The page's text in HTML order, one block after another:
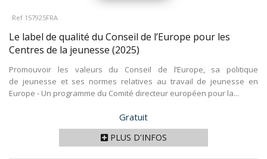
Ref 157925FRA
Le label de qualité du Conseil de l’Europe pour les
Centres de la jeunesse (2025)
Promouvoir les valeurs du Conseil de l’Europe, sa politique
de jeunesse et ses normes relatives au travail de jeunesse en
Europe - Un programme du Comité directeur européen pour la...
Prix
Gratuit
PLUS D'INFOS